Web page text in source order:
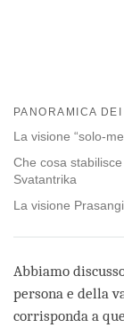
PANORAMICA
La visione “solo-
Che cosa
Svatantrika
La visione
Abbiamo
persona e della
corrisponda a